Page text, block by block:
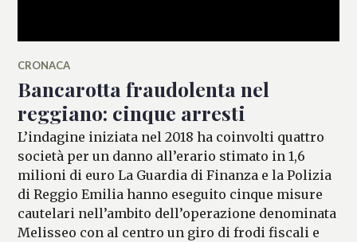
CRONACA
Bancarotta fraudolenta nel
reggiano: cinque arresti
L’indagine iniziata nel 2018 ha coinvolti quattro
società per un danno all’erario stimato in 1,6
milioni di euro La Guardia di Finanza e la Polizia
di Reggio Emilia hanno eseguito cinque misure
cautelari nell’ambito dell’operazione denominata
Melisseo con al centro un giro di frodi fiscali e